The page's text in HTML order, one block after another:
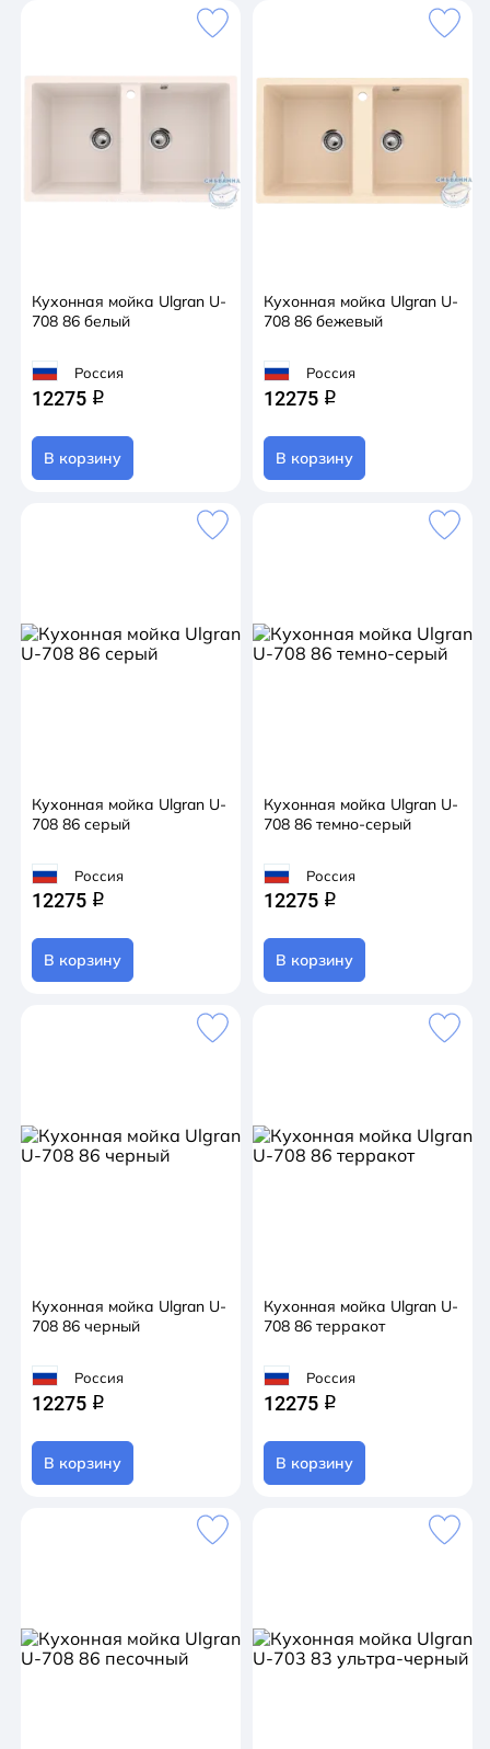
Кухонная мойка Ulgran U-
708 86 белый
Россия
12275 q
В корзину
Кухонная мойка Ulgran U-
708 86 бежевый
Россия
12275 q
В корзину
Кухонная мойка Ulgran U-
708 86 серый
Россия
12275 q
В корзину
Кухонная мойка Ulgran U-
708 86 темно-серый
Россия
12275 q
В корзину
Кухонная мойка Ulgran U-
708 86 черный
Россия
12275 q
В корзину
Кухонная мойка Ulgran U-
708 86 терракот
Россия
12275 q
В корзину